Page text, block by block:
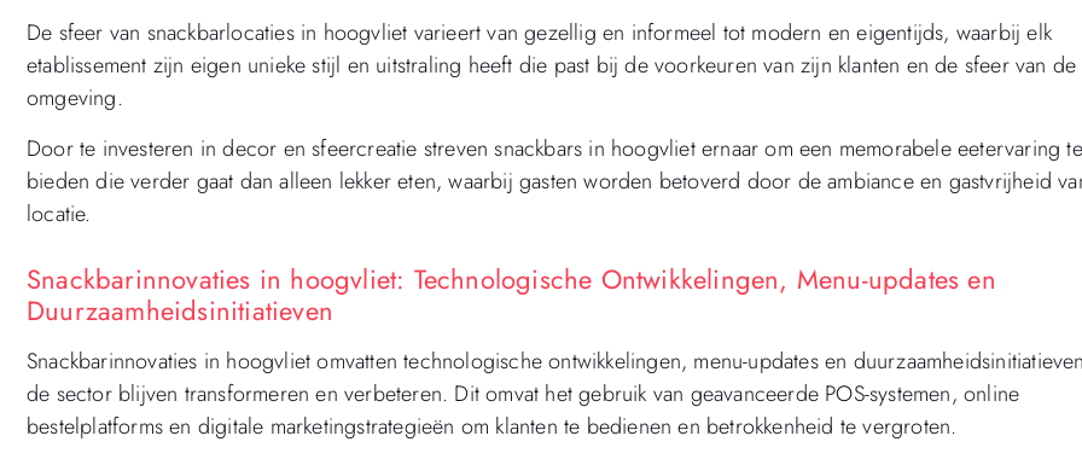
De sfeer van snackbarlocaties in hoogvliet varieert van gezellig en informeel tot modern en eigentijds, waarbij elk
etablissement zijn eigen unieke stijl en uitstraling heeft die past bij de voorkeuren van zijn klanten en de sfeer van de
omgeving.
Door te investeren in decor en sfeercreatie streven snackbars in hoogvliet ernaar om een memorabele eetervaring te
bieden die verder gaat dan alleen lekker eten, waarbij gasten worden betoverd door de ambiance en gastvrijheid
locatie.
Snackbarinnovaties in hoogvliet: Technologische Ontwikkelingen, Menu-updates en
Duurzaamheidsinitiatieven
Snackbarinnovaties in hoogvliet omvatten technologische ontwikkelingen, menu-updates en
de sector blijven transformeren en verbeteren. Dit omvat het gebruik van geavanceerde POS-systemen, online
bestelplatforms en digitale marketingstrategieën om klanten te bedienen en betrokkenheid te vergroten.